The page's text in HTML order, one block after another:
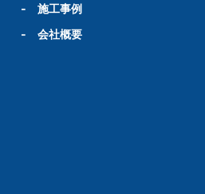
-施工事例
-会社概要